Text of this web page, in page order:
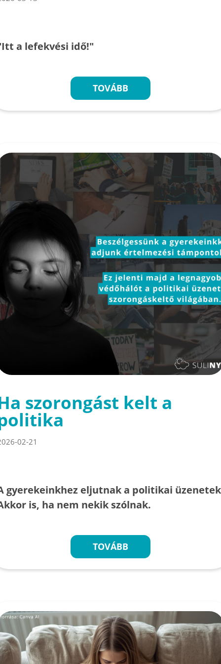
a lefekvési idő!"
TOVÁBB
szorongást kelt a
02-21
gyerekeinkhez eljutnak a politikai
is, ha nem nekik szólnak.
TOVÁBB